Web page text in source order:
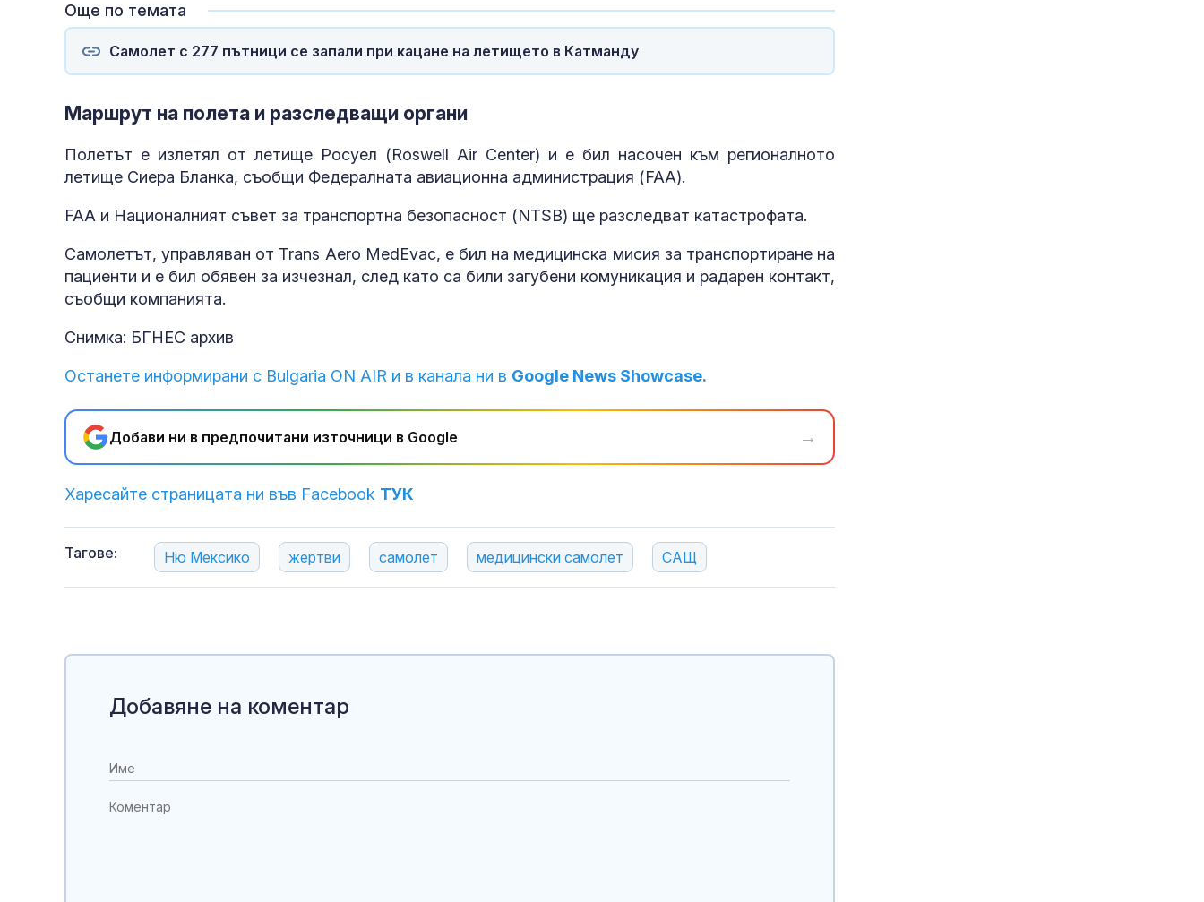
Още по темата
Самолет с 277 пътници се запали при кацане на летището в Катманду
Маршрут на полета и разследващи органи
Полетът е излетял от летище Росуел (Roswell Air Center) и е бил насочен към регионалното
летище Сиера Бланка, съобщи Федералната авиационна администрация (FAA).
FAA и Националният съвет за транспортна безопасност (NTSB) ще разследват катастрофата.
Самолетът, управляван от Trans Aero MedEvac, е бил на медицинска мисия за транспортиране на
пациенти и е бил обявен за изчезнал, след като са били загубени комуникация и радарен контакт,
съобщи компанията.
Снимка: БГНЕС архив
Останете информирани с Bulgaria ON AIR и в канала ни в Google News Showcase.
Добави ни в предпочитани източници в Google →
Харесайте страницата ни във Facebook ТУК
Тагове: Ню Мексико жертви самолет медицински самолет САЩ
Добавяне на коментар